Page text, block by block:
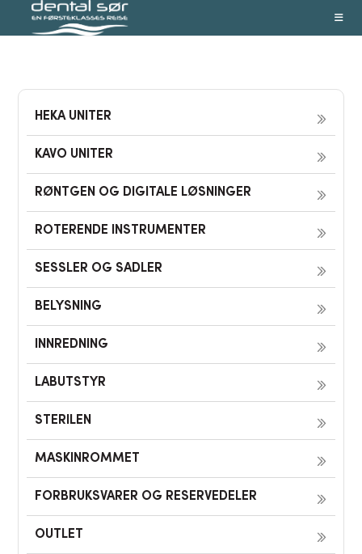
HEKA UNITER
KAVO UNITER
RØNTGEN OG DIGITALE LØSNINGER
ROTERENDE INSTRUMENTER
SESSLER OG SADLER
BELYSNING
INNREDNING
LABUTSTYR
STERILEN
MASKINROMMET
FORBRUKSVARER OG RESERVEDELER
OUTLET